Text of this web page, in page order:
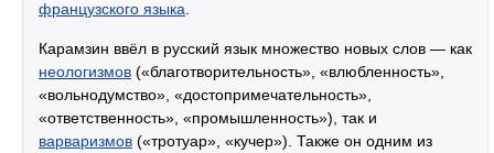
французского языка.
Карамзин ввёл в русский язык множество новых слов — как
неологизмов («благотворительность», «влюбленность»,
«вольнодумство», «достопримечательность»,
«ответственность», «промышленность»), так и
варваризмов («тротуар», «кучер»). Также он одним из